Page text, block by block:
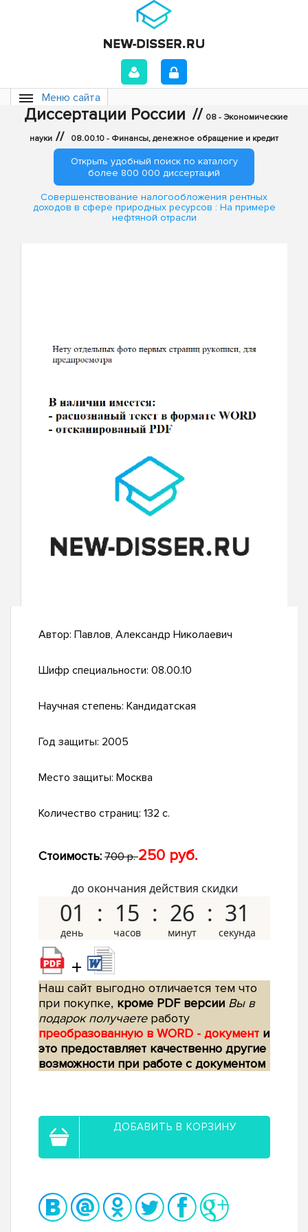
Меню сайта
Диссертации России // 08 - Экономические
науки // 08.00.10 - Финансы, денежное обращение и кредит
Открыть удобный поиск по каталогу
более 800 000 диссертаций
Совершенствование налогообложения рентных
доходов в сфере природных ресурсов : На примере
нефтяной отрасли
Автор: Павлов, Александр Николаевич
Шифр специальности: 08.00.10
Научная степень: Кандидатская
Год защиты: 2005
Место защиты: Москва
Количество страниц: 132 с.
Стоимость: 700 р.250 руб.
до окончания действия скидки
01 15 26 30
+
Наш сайт выгодно отличается тем что
при покупке, кроме PDF версии Вы в
подарок получаетеработу
преобразованную в WORD - документ и
это предоставляет качественно другие
возможности при работе с документом
ДОБАВИТЬ В КОРЗИНУ